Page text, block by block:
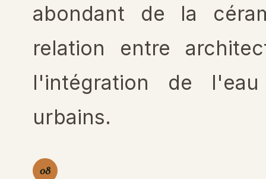
abondant de la
relation entre
l'intégration de
urbains.
08